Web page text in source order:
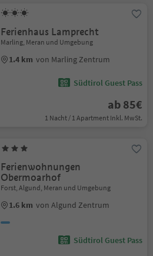
Ferienhaus Lamprecht
Marling, Meran und Umgebung
1.4 km von Marling Zentrum
Südtirol Guest Pass
ab 85€
1 Nacht / 1 Apartment Inkl. MwSt.
Ferienwohnungen
Obermoarhof
Forst, Algund, Meran und Umgebung
1.6 km von Algund Zentrum
Südtirol Guest Pass